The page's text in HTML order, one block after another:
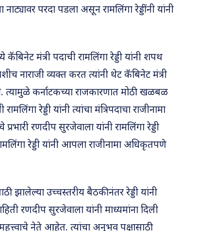
परदा पडला असून रामलिंगा रेड्डींनी यांनी
मंत्री पदाची रामलिंगा रेड्डी यांनी शपथ
नाराजी व्यक्त करत त्यांनी थेट कॅबिनेट मंत्री
त्यामुळे कर्नाटकच्या राजकारणात मोठी खळबळ
रेड्डी यांनी त्यांचा मंत्रि­पदाचा राजीनामा
रणदीप सुरजेवाला यांनी रामलिंगा रेड्डी
रेड्डी यांनी आपला राजीनामा अधिकृतपणे
झालेल्या उच्चस्तरीय बैठकीनंतर रेड्डी यांनी
रणदीप सुरजेवाला यांनी माध्यमांना दिली
नेते आहेत. त्यांचा अनुभव पक्षासाठी